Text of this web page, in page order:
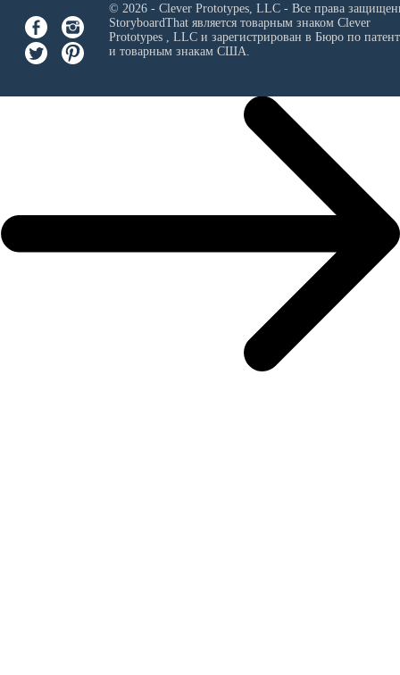
© 2026 - Clever Prototypes, LLC - Все права
StoryboardThat является товарным знаком Clever
Prototypes , LLCи зарегистрирован в Бюро по
и товарным знакам США.